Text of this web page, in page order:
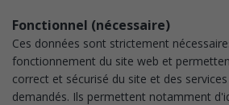
Fonctionnel (nécessaire)
Ces données sont strictement
fonctionnement du site web et
correct et sécurisé du site et des
demandés. Ils permettent notamment